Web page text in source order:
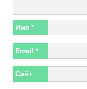
Имя *
Email *
Сайт